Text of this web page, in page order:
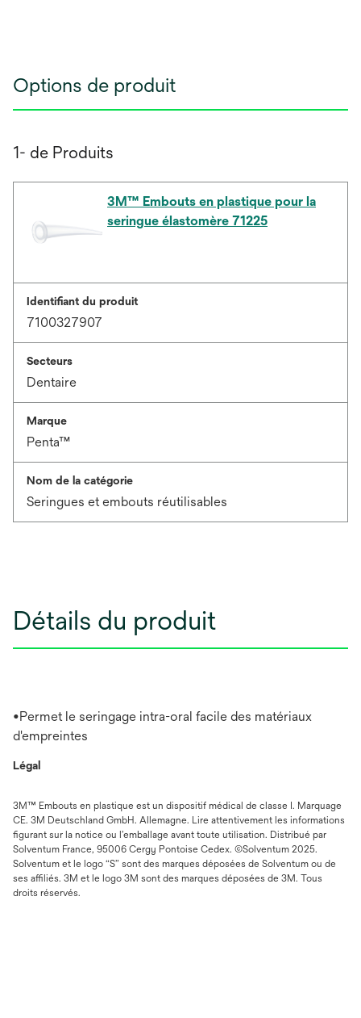
Options de produit
1- de Produits
3M™ Embouts en plastique pour la
seringue élastomère 71225
Identifiant du produit
7100327907
Secteurs
Dentaire
Marque
Penta™
Nom de la catégorie
Seringues et embouts réutilisables
Détails du produit
•Permet le seringage intra-oral facile des matériaux
d'empreintes
Légal
3M™ Embouts en plastique est un dispositif médical de classe I. Marquage
CE. 3M Deutschland GmbH. Allemagne. Lire attentivement les informations
figurant sur la notice ou l’emballage avant toute utilisation. Distribué par
Solventum France, 95006 Cergy Pontoise Cedex. ©Solventum 2025.
Solventum et le logo “S” sont des marques déposées de Solventum ou de
ses affiliés. 3M et le logo 3M sont des marques déposées de 3M. Tous
droits réservés.